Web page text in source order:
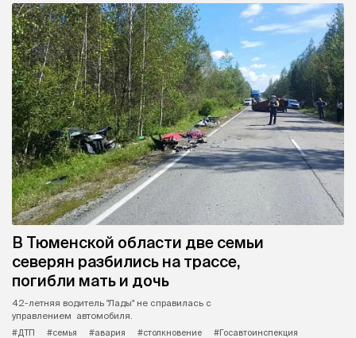
В Тюменской области две семьи
северян разбились на трассе,
погибли мать и дочь
42-летняя водитель "Лады" не справилась с
управлением автомобиля.
#ДТП
#семья #авария #столкновение
#Госавтоинспекция